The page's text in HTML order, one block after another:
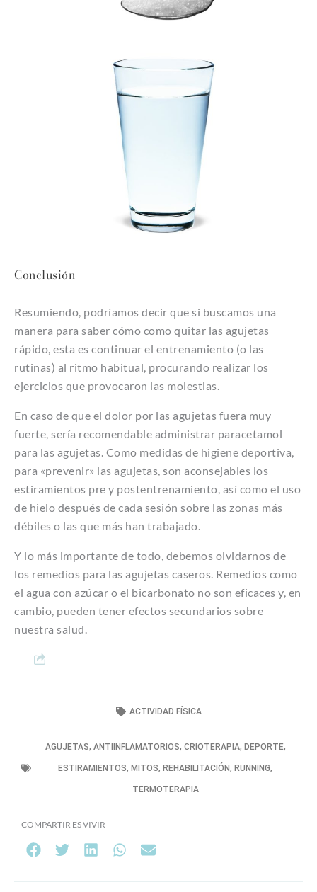
Conclusión
Resumiendo, podríamos decir que si buscamos una
manera para saber cómo como quitar las agujetas
rápido, esta es continuar el entrenamiento (o las
rutinas) al ritmo habitual, procurando realizar los
ejercicios que provocaron las molestias.
En caso de que el dolor por las agujetas fuera muy
fuerte, sería recomendable administrar paracetamol
para las agujetas. Como medidas de higiene deportiva,
para «prevenir» las agujetas, son aconsejables los
estiramientos pre y postentrenamiento, así como el uso
de hielo después de cada sesión sobre las zonas más
débiles o las que más han trabajado.
Y lo más importante de todo, debemos olvidarnos de
los remedios para las agujetas caseros. Remedios como
el agua con azúcar o el bicarbonato no son eficaces y, en
cambio, pueden tener efectos secundarios sobre
nuestra salud.
ACTIVIDAD FÍSICA
AGUJETAS, ANTIINFLAMATORIOS, CRIOTERAPIA, DEPORTE,
ESTIRAMIENTOS, MITOS, REHABILITACIÓN, RUNNING,
TERMOTERAPIA
COMPARTIR ES VIVIR